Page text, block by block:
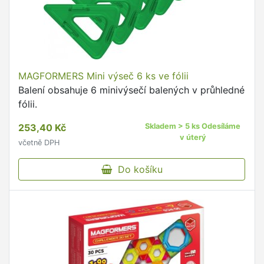
MAGFORMERS Mini výseč 6 ks ve fólii
Balení obsahuje 6 minivýsečí balených v průhledné
fólii.
253,40 Kč
včetně DPH
Skladem > 5 ks Odesíláme
v úterý
Do košíku